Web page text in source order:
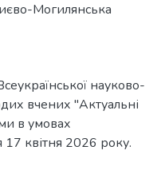
Могилянська
науково-
вчених "Актуальні
в умовах
17 квітня 2026 року.